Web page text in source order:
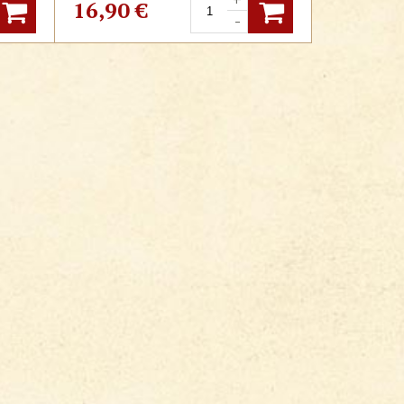
obranyschopnosti a imunity
organizmu -Tradičná čínska
16,90€
-